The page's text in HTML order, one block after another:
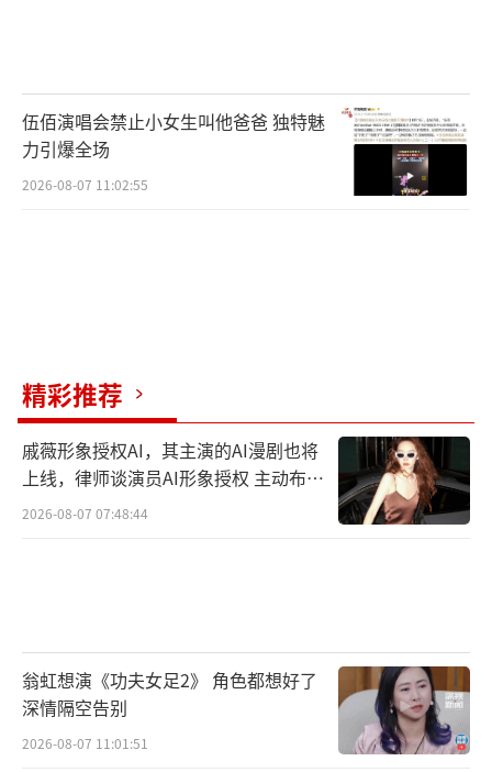
伍佰演唱会禁止小女生叫他爸爸 独特魅
力引爆全场
2026-08-07 11:02:55
精彩推荐
戚薇形象授权AI，其主演的AI漫剧也将
上线，律师谈演员AI形象授权 主动布局
数字资产
2026-08-07 07:48:44
翁虹想演《功夫女足2》 角色都想好了
深情隔空告别
2026-08-07 11:01:51